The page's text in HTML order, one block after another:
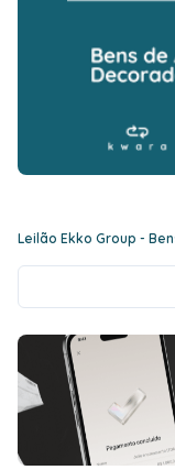
Leilão Ekko Group -